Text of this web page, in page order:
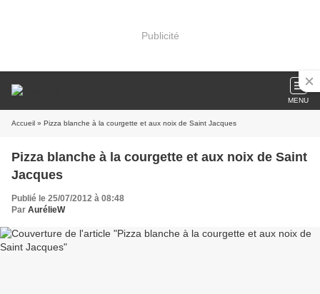
Publicité
MENU
Accueil » Pizza blanche à la courgette et aux noix de Saint Jacques
Pizza blanche à la courgette et aux noix de Saint
Jacques
Publié le 25/07/2012 à 08:48
Par AurélieW